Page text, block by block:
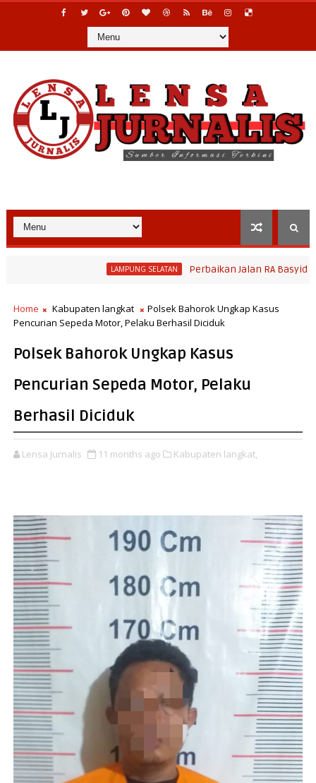
LAMPUNG SELATAN Perbaikan Jalan RA Basyid Segera
Home Kabupaten langkat
Polsek Bahorok Ungkap Kasus
Pencurian Sepeda Motor, Pelaku Berhasil Diciduk
Polsek Bahorok Ungkap Kasus
Pencurian Sepeda Motor, Pelaku
Berhasil Diciduk
Lensa Jurnalis 11 months ago Kabupaten langkat,